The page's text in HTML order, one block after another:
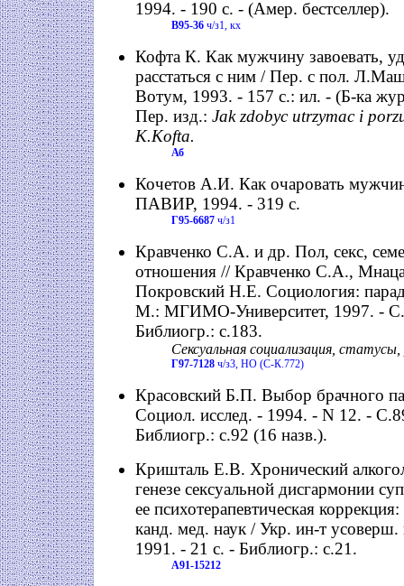
1994. - 190 с. - (Амер. бестселлер).
В95-36 ч/з1, кх
Кофта К. Как мужчину завоевать,
расстаться с ним / Пер. с пол.
Вотум, 1993. - 157 с.: ил. - (Б-ка
Пер. изд.: Jak zdobyc utrzymac i
K.Kofta.
Аб
Кочетов А.И. Как очаровать
ПАВИР, 1994. - 319 с.
Г95-6687 ч/з1
Кравченко С.А. и др. Пол, секс,
отношения // Кравченко С.А.,
Покровский Н.Е. Социология:
М.: МГИМО-Университет, 1997. -
Библиогр.: с.183.
Сексуальная социализация, статусы,
Г97-7128 ч/з3, НО (С-К.772)
Красовский Б.П. Выбор брачного
Социол. исслед. - 1994. - N 12. -
Библиогр.: с.92 (16 назв.).
Кришталь Е.В. Хронический
генезе сексуальной дисгармонии
ее психотерапевтическая
канд. мед. наук / Укр. ин-т усоверш.
1991. - 21 c. - Библиогр.: c.21.
А91-15212